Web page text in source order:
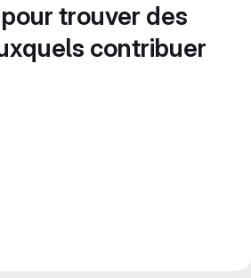
trouver des
contribuer